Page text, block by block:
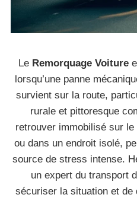
Le Remorquage Voiture
lorsqu’une panne
survient sur la route,
rurale et pittoresque
retrouver immobilisé sur
ou dans un endroit isolé,
source de stress intense.
un expert du transport
sécuriser la situation et de